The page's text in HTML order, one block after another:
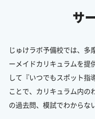
サ
じゅけラボ予備校では、多
ーメイドカリキュラムを提
して『いつでもスポット指
ことで、カリキュラム内の
の過去問、模試でわからな